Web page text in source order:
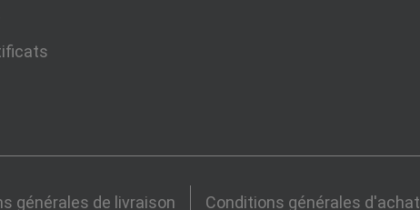
générales de livraison Conditions générales d'achat